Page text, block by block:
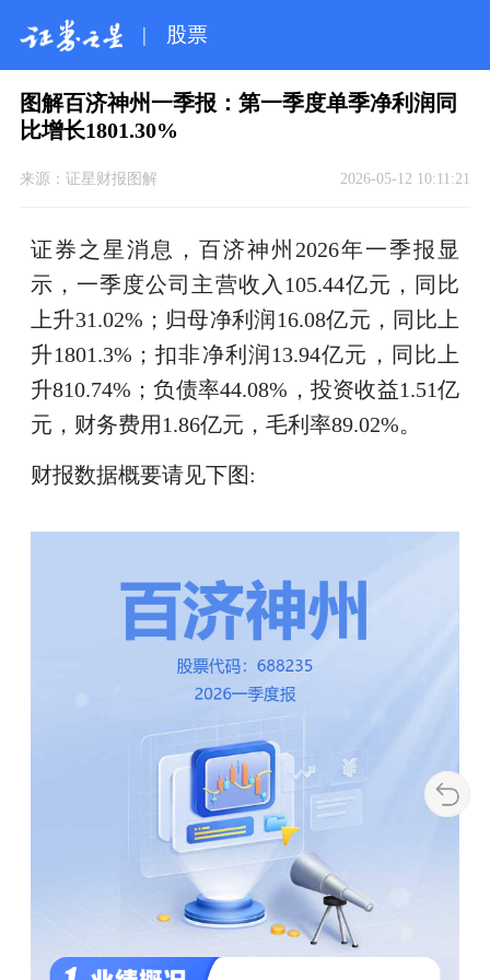
| 股票
图解百济神州一季报：第一季度单季净利润同
比增长1801.30%
来源： 证星财报图解 2026-05-12 10:11:21
证券之星消息，百济神州2026年一季报显
示，一季度公司主营收入105.44亿元，同比
上升31.02%；归母净利润16.08亿元，同比上
升1801.3%；扣非净利润13.94亿元，同比上
升810.74%；负债率44.08%，投资收益1.51亿
元，财务费用1.86亿元，毛利率89.02%。
财报数据概要请见下图: